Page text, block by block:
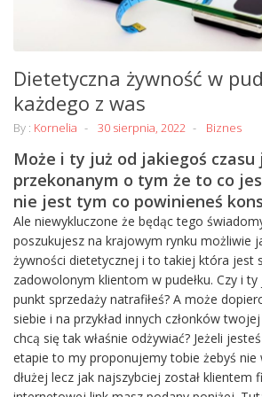
Dietetyczna żywność w
każdego z was
By : Kornelia 30 sierpnia, 2022 Biznes
Może i ty już od jakiegoś czasu
przekonanym o tym że to co
nie jest tym co powinieneś
Ale niewykluczone że będąc tego
poszukujesz na krajowym rynku możliwie
żywności dietetycznej i to takiej która jest
zadowolonym klientom w pudełku. Czy i
punkt sprzedaży natrafiłeś? A może
siebie i na przykład innych członków
chcą się tak właśnie odżywiać? Jeżeli
etapie to my proponujemy tobie żebyś nie
dłużej lecz jak najszybciej został